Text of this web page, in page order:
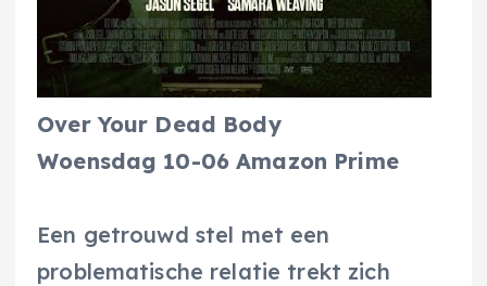
Over Your Dead Body
Woensdag 10-06 Amazon Prime
Een getrouwd stel met een
problematische relatie trekt zich